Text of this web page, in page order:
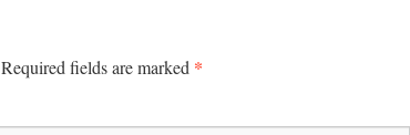
Required fields are marked *